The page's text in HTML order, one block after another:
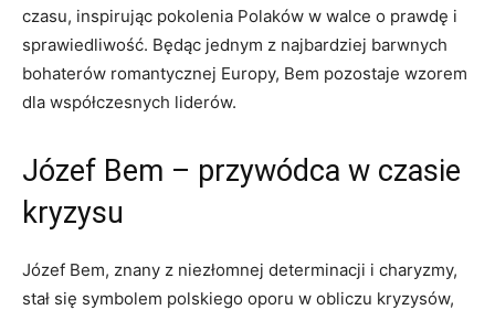
czasu, ⁢inspirując pokolenia Polaków w walce o prawdę i
sprawiedliwość. Będąc jednym z najbardziej barwnych
bohaterów romantycznej Europy, Bem pozostaje wzorem
‍dla współczesnych liderów.
Józef Bem – przywódca w czasie
kryzysu
Józef Bem, znany z niezłomnej determinacji i ‌charyzmy,
⁤stał się symbolem ⁤polskiego oporu w obliczu kryzysów,